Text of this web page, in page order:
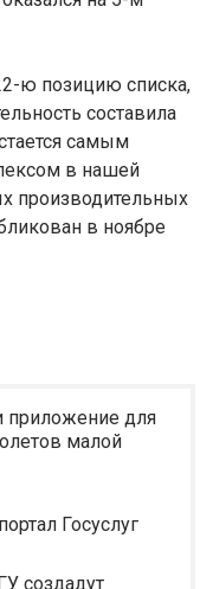
ю позицию списка,
составила
самым
в нашей
производительных
в ноябре
приложение для
малой
Госуслуг
создадут